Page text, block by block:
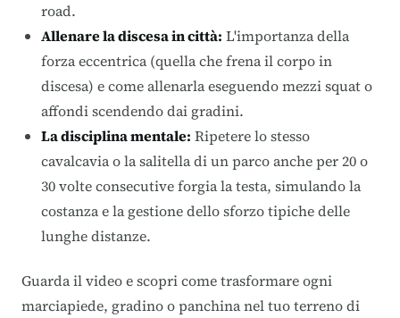
road.
Allenare la discesa in città: L'importanza della
forza eccentrica (quella che frena il corpo in
discesa) e come allenarla eseguendo mezzi squat o
affondi scendendo dai gradini.
La disciplina mentale: Ripetere lo stesso
cavalcavia o la salitella di un parco anche per 20 o
30 volte consecutive forgia la testa, simulando la
costanza e la gestione dello sforzo tipiche delle
lunghe distanze.
Guarda il video e scopri come trasformare ogni
marciapiede, gradino o panchina nel tuo terreno di